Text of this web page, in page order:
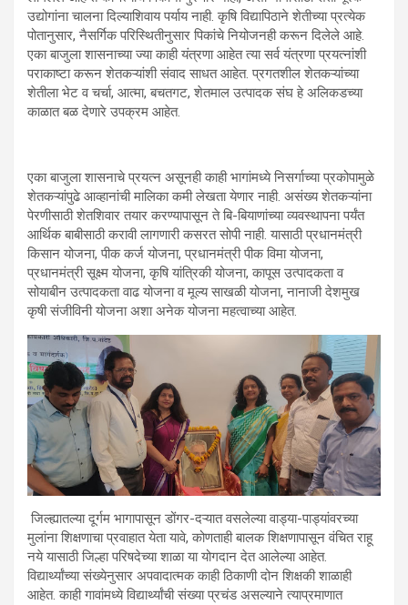
उद्योगांना चालना दिल्याशिवाय पर्याय नाही. कृषि विद्यापिठाने शेतीच्या प्रत्येक
पोतानुसार, नैसर्गिक परिस्थितीनुसार पिकांचे नियोजनही करून दिलेले आहे.
एका बाजुला शासनाच्या ज्या काही यंत्रणा आहेत त्या सर्व यंत्रणा प्रयत्नांशी
पराकाष्टा करून शेतकऱ्यांशी संवाद साधत आहेत. प्रगतशील शेतकऱ्यांच्या
शेतीला भेट व चर्चा, आत्मा, बचतगट, शेतमाल उत्पादक संघ हे अलिकडच्या
काळात बळ देणारे उपक्रम आहेत.
एका बाजुला शासनाचे प्रयत्न असूनही काही भागांमध्ये निसर्गाच्या प्रकोपामुळे
शेतकऱ्यांपुढे आव्हानांची मालिका कमी लेखता येणार नाही. असंख्य शेतकऱ्यांना
पेरणीसाठी शेतशिवार तयार करण्यापासून ते बि-बियाणांच्या व्यवस्थापना पर्यंत
आर्थिक बाबीसाठी करावी लागणारी कसरत सोपी नाही. यासाठी प्रधानमंत्री
किसान योजना, पीक कर्ज योजना, प्रधानमंत्री पीक विमा योजना,
प्रधानमंत्री सूक्ष्म योजना, कृषि यांत्रिकी योजना, कापूस उत्पादकता व
सोयाबीन उत्पादकता वाढ योजना व मूल्य साखळी योजना, नानाजी देशमुख
कृषी संजीविनी योजना अशा अनेक योजना महत्वाच्या आहेत.
जिल्ह्यातल्या दूर्गम भागापासून डोंगर-दऱ्यात वसलेल्या वाड्या-पाड्यांवरच्या
मुलांना शिक्षणाचा प्रवाहात येता यावे, कोणताही बालक शिक्षणापासून वंचित राहू
नये यासाठी जिल्हा परिषदेच्या शाळा या योगदान देत आलेल्या आहेत.
विद्यार्थ्यांच्या संख्येनुसार अपवादात्मक काही ठिकाणी दोन शिक्षकी शाळाही
आहेत. काही गावांमध्ये विद्यार्थ्यांची संख्या प्रचंड असल्याने त्याप्रमाणात